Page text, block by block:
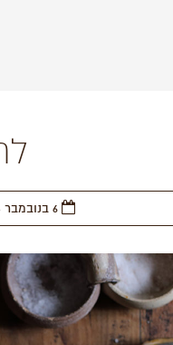
6 בנובמבר 2018